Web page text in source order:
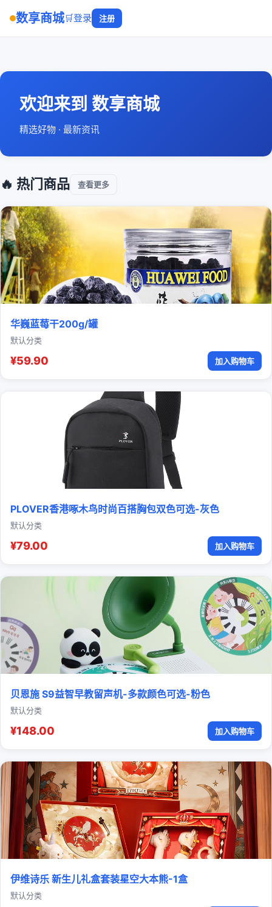
数享商城🛒登录 注册
欢迎来到 数享商城
精选好物 · 最新资讯
🔥 热门商品 查看更多
华巍蓝莓干200g/罐
默认分类
¥59.90 加入购物车
PLOVER香港啄木鸟时尚百搭胸包双色可选-灰色
默认分类
¥79.00 加入购物车
贝恩施 S9益智早教留声机-多款颜色可选-粉色
默认分类
¥148.00 加入购物车
伊维诗乐 新生儿礼盒套装星空大本熊-1盒
默认分类